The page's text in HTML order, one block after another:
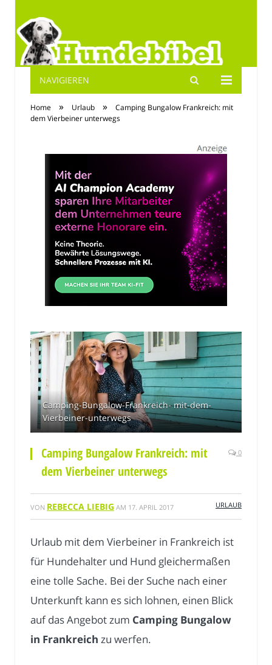
Hundebibel.de
NAVIGIEREN
Home » Urlaub »
Camping Bungalow Frankreich: mit
dem Vierbeiner unterwegs
Camping-Bungalow-Frankreich- mit-dem-
Vierbeiner-unterwegs
Camping Bungalow Frankreich: mit
dem Vierbeiner unterwegs
0
VON REBECCA LIEBIG AM 17. APRIL 2017 URLAUB
Urlaub mit dem Vierbeiner in Frankreich ist
für Hundehalter und Hund gleichermaßen
eine tolle Sache. Bei der Suche nach einer
Unterkunft kann es sich lohnen, einen Blick
auf das Angebot zum Camping Bungalow
in Frankreich zu werfen.